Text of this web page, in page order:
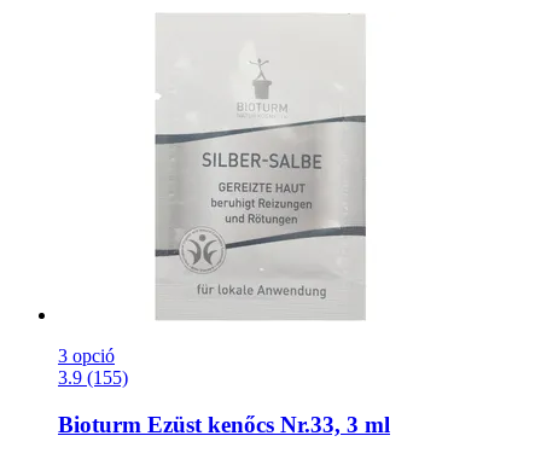
3 opció
3.9 (155)
Bioturm Ezüst kenőcs Nr.33, 3 ml